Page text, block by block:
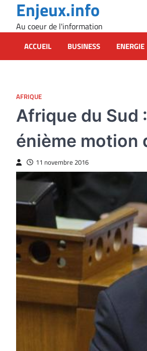
content
Enjeux.info
Au coeur de l'information
ACCUEIL BUSINESS ENERGIE
AFRIQUE
Afrique du Sud
énième motion
11 novembre 2016